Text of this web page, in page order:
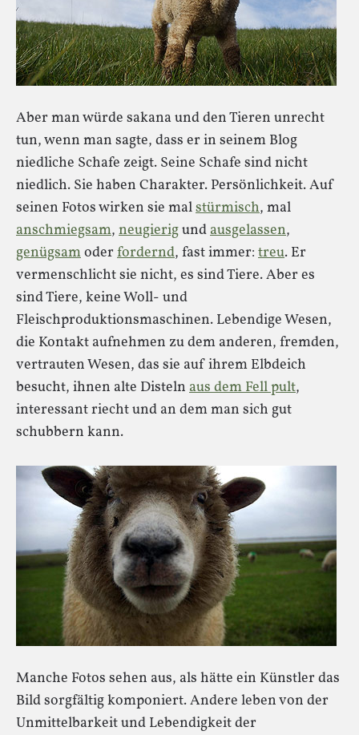
Aber man würde sakana und den Tieren unrecht
tun, wenn man sagte, dass er in seinem Blog
niedliche Schafe zeigt. Seine Schafe sind nicht
niedlich. Sie haben Charakter. Persönlichkeit. Auf
seinen Fotos wirken sie malstürmisch, mal
anschmiegsam, neugierigundausgelassen,
genügsamoder fordernd, fast immer: treu. Er
vermenschlicht sie nicht, es sind Tiere. Aber es
sind Tiere, keine Woll- und
Fleischproduktionsmaschinen. Lebendige Wesen,
die Kontakt aufnehmen zu dem anderen, fremden,
vertrauten Wesen, das sie auf ihrem Elbdeich
besucht, ihnen alte Disteln aus dem Fell pult,
interessant riecht und an dem man sich gut
schubbern kann.
Manche Fotos sehen aus, als hätte ein Künstler das
Bild sorgfältig komponiert. Andere leben von der
Unmittelbarkeit und Lebendigkeit der